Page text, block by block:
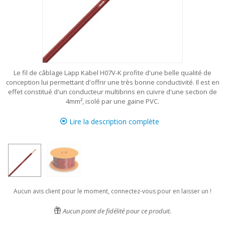
Le fil de câblage Lapp Kabel H07V-K profite d'une belle qualité de
conception lui permettant d'offrir une très bonne conductivité. Il est en
effet constitué d'un conducteur multibrins en cuivre d'une section de
4mm², isolé par une gaine PVC.
Lire la description complète
Aucun avis client pour le moment, connectez-vous pour en laisser un !
Aucun point de fidélité pour ce produit.